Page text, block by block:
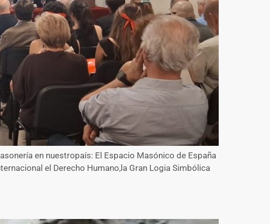
en nuestropaís: El Espacio Masónico de España
el Derecho Humano,la Gran Logia Simbólica